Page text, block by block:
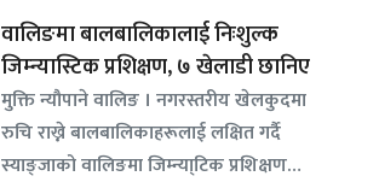
वालिङमा बालबालिकालाई निःशुल्क
जिम्न्यास्टिक प्रशिक्षण, ७ खेलाडी छानिए
​मुक्ति न्यौपाने वालिङ । नगरस्तरीय खेलकुदमा
रुचि राख्ने बालबालिकाहरूलाई लक्षित गर्दै
स्याङ्जाको वालिङमा जिम्न्या्टिक प्रशिक्षण…